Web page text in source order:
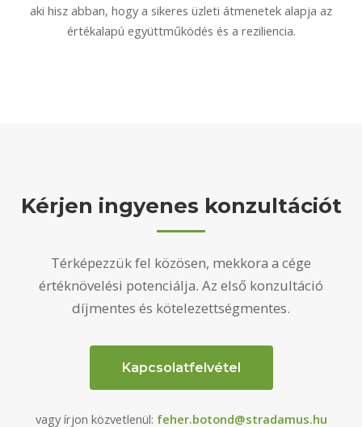
aki hisz abban, hogy a sikeres üzleti átmenetek alapja az
értékalapú együttműködés és a reziliencia.
Kérjen ingyenes konzultációt
Térképezzük fel közösen, mekkora a cége
értéknövelési potenciálja. Az első konzultáció
díjmentes és kötelezettségmentes.
Kapcsolatfelvétel
vagy írjon közvetlenül: feher.botond@stradamus.hu